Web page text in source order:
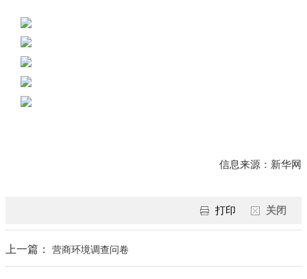
信息来源：新华网
关闭
打印
上一篇： 营商环境调查问卷